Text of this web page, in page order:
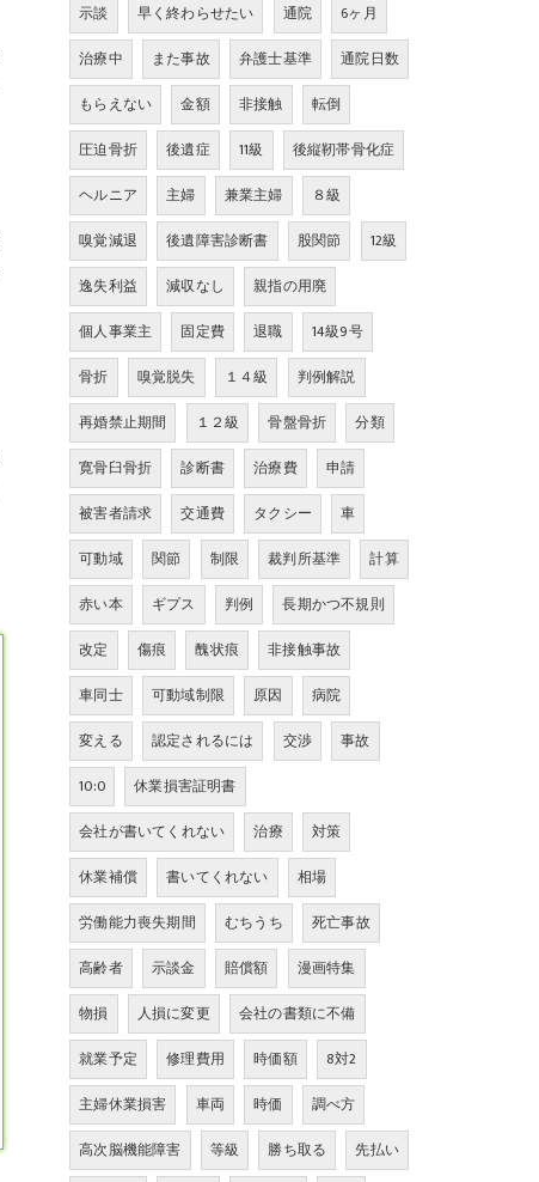
示談
早く終わらせたい 通院
6ヶ月
治療中
また事故 弁護士基準
通院日数
もらえない
金額 非接触
転倒
圧迫骨折
後遺症 11級
後縦靭帯骨化症
ヘルニア
主婦 兼業主婦
８級
嗅覚減退
後遺障害診断書 股関節
12級
逸失利益
減収なし
親指の用廃
個人事業主
固定費 退職
14級9号
骨折
嗅覚脱失 １４級
判例解説
再婚禁止期間
１２級 骨盤骨折
分類
寛骨臼骨折
診断書 治療費
申請
被害者請求
交通費 タクシー
車
可動域
関節 制限 裁判所基準
計算
赤い本
ギプス 判例
長期かつ不規則
改定
傷痕 醜状痕
非接触事故
車同士
可動域制限 原因
病院
変える
認定されるには 交渉
事故
10:0
休業損害証明書
会社が書いてくれない
治療
対策
休業補償
書いてくれない
相場
労働能力喪失期間
むちうち
死亡事故
高齢者
示談金 賠償額
漫画特集
物損
人損に変更
会社の書類に不備
就業予定
修理費用 時価額
8対2
主婦休業損害
車両 時価
調べ方
高次脳機能障害
等級 勝ち取る
先払い